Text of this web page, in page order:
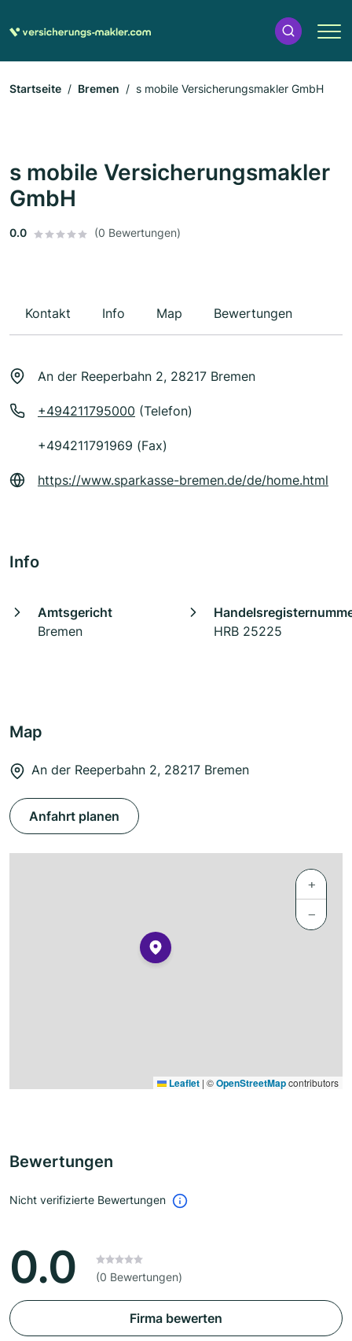
Startseite Bremen s mobile Versicherungsmakler GmbH
s mobile Versicherungsmakler
GmbH
0.0 (0 Bewertungen)
Kontakt Info Map Bewertungen
An der Reeperbahn 2, 28217 Bremen
+494211795000 (Telefon)
+494211791969 (Fax)
https://www.sparkasse-bremen.de/de/home.html
Info
Amtsgericht
Bremen
HRB 25225
Map
An der Reeperbahn 2, 28217 Bremen
Anfahrt planen
+
−
Leaflet | ©OpenStreetMapcontributors
Bewertungen
Nicht verifizierte Bewertungen
0.0 (0 Bewertungen)
Firma bewerten